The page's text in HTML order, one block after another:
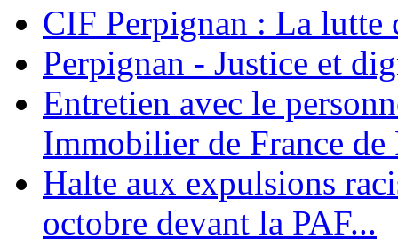
CIF Perpignan : La lutte
Perpignan - Justice et
Entretien avec le
Immobilier de France de
Halte aux expulsions
octobre devant la PAF...